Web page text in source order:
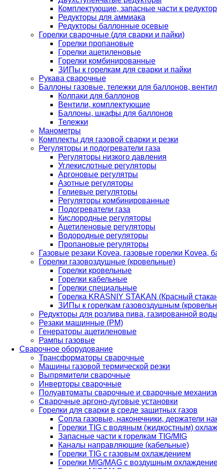
Комплектующие, запасные части к
Редукторы для аммиака
Редукторы баллонные осевые
Горелки сварочные (для сварки и пайки)
Горелки пропановые
Горелки ацетиленовые
Горелки комбинированные
ЗИПы к горелкам для сварки и пайки
Рукава сварочные
Баллоны газовые, тележки для баллонов,
Колпаки для баллонов
Вентили, комплектующие
Баллоны, шкафы для баллонов
Тележки
Манометры
Комплекты для газовой сварки и резки
Регуляторы и подогреватели газа
Регуляторы низкого давления
Углекислотные регуляторы
Аргоновые регулятры
Азотные регуляторы
Гелиевые регуляторы
Регуляторы комбинированные
Подогреватели газа
Кислородные регуляторы
Ацетиленовые регуляторы
Водородные регуляторы
Пропановые регуляторы
Газовые резаки Kovea, газовые горелки Kovea,
Горелки газовоздушные (кровельные)
Горелки кровельные
Горелки кабельные
Горелки специальные
Горелка KRASNIY STAKAN (Красный
ЗИПы к горелкам газовоздушным
Редукторы для розлива пива, газированной
Резаки машинные (РМ)
Генераторы ацетиленовые
Рампы газовые
Сварочное оборудование
Трансформаторы сварочные
Машины газовой термической резки
Выпрямители сварочные
Инверторы сварочные
Полуавтоматы сварочные и сварочные
Сварочные аргоно-дуговые установки
Горелки для сварки в среде защитных газов
Сопла газовые, наконечники, держатели
Горелки TIG с водяным (жидкостным)
Запасные части к горелкам TIG/MIG
Каналы направляющие (кабельные)
Горелки TIG с газовым охлаждением
Горелки MIG/MAG с воздушным